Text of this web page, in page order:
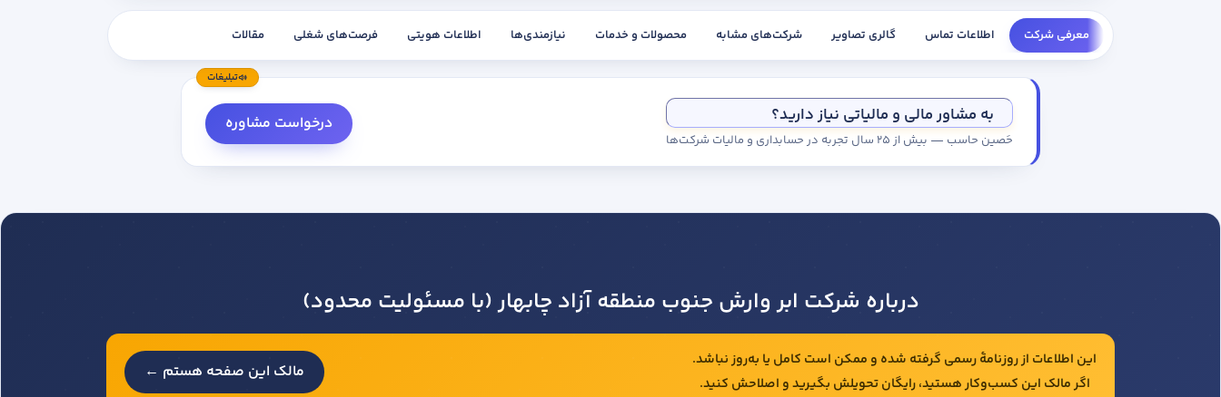
معرفی شرکت اطلاعات تماس گالری تصاویر شرکت‌های مشابه محصولات و خدمات نیازمندی‌ها اطلاعات هویتی فرصت‌های شغلی مقالات
تبلیغات
به مشاور مالی و مالیاتی نیاز دارید؟
حَصین حاسب — بیش از ۲۵ سال تجربه در حسابداری و مالیات شرکت‌ها
درخواست مشاوره
درباره شرکت ابر وارش جنوب منطقه آزاد چابهار (با مسئولیت محدود)
این اطلاعات از روزنامهٔ رسمی گرفته شده و ممکن است کامل یا به‌روز نباشد.
اگر مالک این کسب‌وکار هستید، رایگان تحویلش بگیرید و اصلاحش کنید.
مالک این صفحه هستم ←